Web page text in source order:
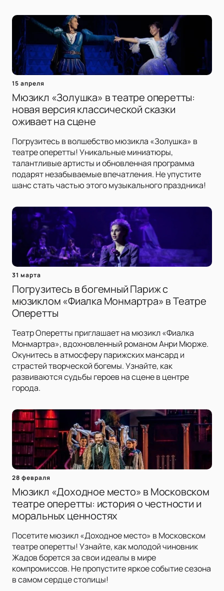
15 апреля
Мюзикл «Золушка» в театре оперетты:
новая версия классической сказки
оживает на сцене
Погрузитесь в волшебство мюзикла «Золушка» в
театре оперетты! Уникальные миниатюры,
талантливые артисты и обновленная программа
подарят незабываемые впечатления. Не упустите
шанс стать частью этого музыкального праздника!
31 марта
Погрузитесь в богемный Париж с
мюзиклом «Фиалка Монмартра» в Театре
Оперетты
Театр Оперетты приглашает на мюзикл «Фиалка
Монмартра», вдохновленный романом Анри Мюрже.
Окунитесь в атмосферу парижских мансард и
страстей творческой богемы. Узнайте, как
развиваются судьбы героев на сцене в центре
города.
28 февраля
Мюзикл «Доходное место» в Московском
театре оперетты: история о честности и
моральных ценностях
Посетите мюзикл «Доходное место» в Московском
театре оперетты! Узнайте, как молодой чиновник
Жадов борется за свои идеалы в мире
компромиссов. Не пропустите яркое событие сезона
в самом сердце столицы!